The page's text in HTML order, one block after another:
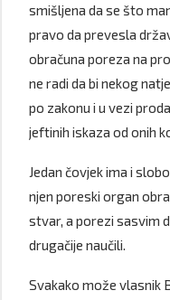
smišljena da se što
pravo da prevesla
obračuna poreza na
ne radi da bi nekog
po zakonu i u vezi
jeftinih iskaza od onih
Jedan čovjek ima i
njen poreski organ
stvar, a porezi sasvim
drugačije naučili.
Svakako može vlasnik